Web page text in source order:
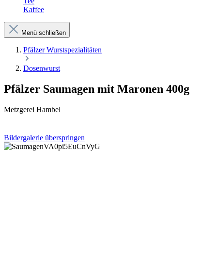
Kaffee
Menü schließen
Pfälzer Wurstspezialitäten
Dosenwurst
Pfälzer Saumagen mit Maronen 400g
Metzgerei Hambel
Bildergalerie überspringen